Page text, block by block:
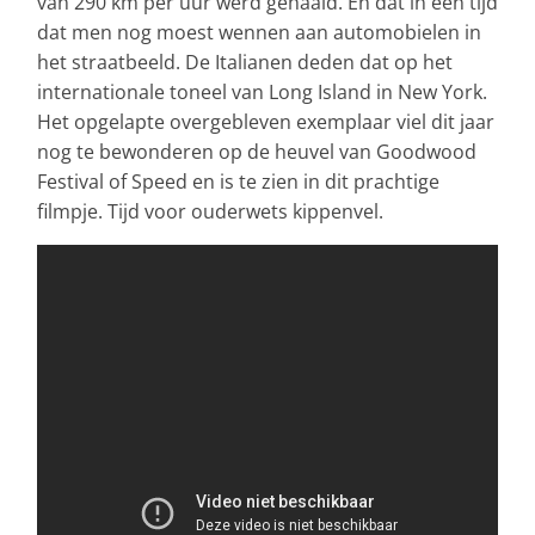
dat men nog moest wennen aan automobielen in
het straatbeeld. De Italianen deden dat op het
internationale toneel van Long Island in New York.
Het opgelapte overgebleven exemplaar viel dit jaar
nog te bewonderen op de heuvel van Goodwood
Festival of Speed en is te zien in dit prachtige
filmpje. Tijd voor ouderwets kippenvel.